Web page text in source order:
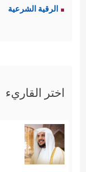
الرقية الشرعية
اختر القاريء